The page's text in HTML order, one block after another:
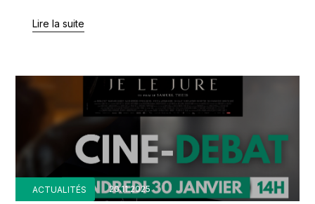
Lire la suite
ACTUALITÉS 20.11.2025